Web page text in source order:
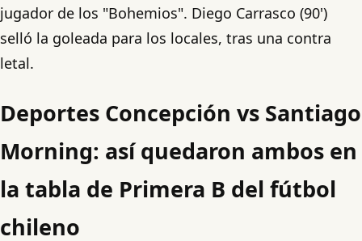
jugador de los "Bohemios". Diego Carrasco (90')
selló la goleada para los locales, tras una contra
letal.
Deportes Concepción vs Santiago
Morning: así quedaron ambos en
la tabla de Primera B del fútbol
chileno